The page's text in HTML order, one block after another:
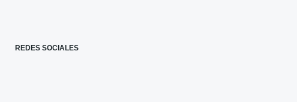
REDES SOCIALES